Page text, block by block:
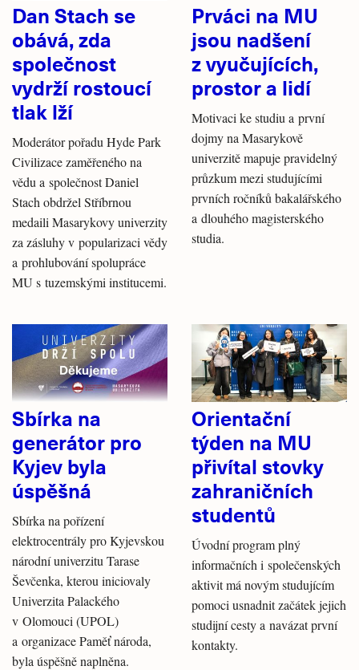
Dan Stach se
obává, zda
společnost
vydrží rostoucí
tlak lží
Moderátor pořadu Hyde Park
Civilizace zaměřeného na
vědu a společnost Daniel
Stach obdržel Stříbrnou
medaili Masarykovy univerzity
za zásluhy v popularizaci vědy
a prohlubování spolupráce
MU s tuzemskými institucemi.
Prváci na MU
jsou nadšení
z vyučujících,
prostor a lidí
Motivaci ke studiu a první
dojmy na Masarykově
univerzitě mapuje pravidelný
průzkum mezi studujícími
prvních ročníků bakalářského
a dlouhého magisterského
studia.
Sbírka na
generátor pro
Kyjev byla
úspěšná
Sbírka na pořízení
elektrocentrály pro Kyjevskou
národní univerzitu Tarase
Ševčenka, kterou iniciovaly
Univerzita Palackého
v Olomouci (UPOL)
a organizace Paměť národa,
byla úspěšně naplněna.
Orientační
týden na MU
přivítal stovky
zahraničních
studentů
Úvodní program plný
informačních i společenských
aktivit má novým studujícím
pomoci usnadnit začátek jejich
studijní cesty a navázat první
kontakty.